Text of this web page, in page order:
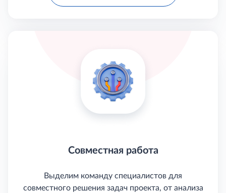
Совместная работа
Выделим команду специалистов для
совместного решения задач проекта, от анализа